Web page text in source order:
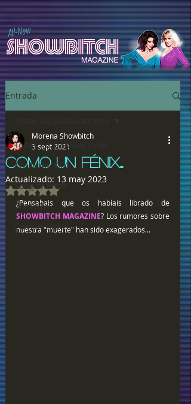
All-New
Entrada
Todas las publicaciones
Chulazos XXX
Song of Bitch
ComiXXX
Comunicados
COMO UN FÉNIX...
Morena Showbitch
3 sept 2021
Actualizado: 13 may 2023
Obtuvo NaN de 5 estrellas.
SHOWBITCH MAGAZINE? Los rumores sobre
nuestra "muerte" han sido exagerados...